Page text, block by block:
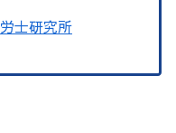
士研究所